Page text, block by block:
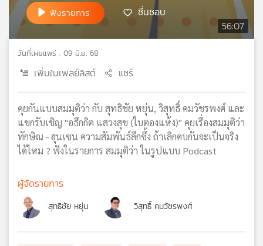
บี
เอส
วิทยุ
ข่าย
56:07
ฟังรายการ ชื่นชอบ
วันที่เผยแพร่ : 09 มิ.ย. 68
เพิ่มในเพลย์ลิสต์ แชร์
คุยกันแบบสมมุติว่า กับ สุทธิชัย หยุ่น, วิสุทธิ์ คมวัชรพงศ์ และ
แขกรับเชิญ "อธึกกิต แสวงสุข (ใบตองแห้ง)" คุยเรื่องสมมุติว่า
ทักษิณ - ฮุนเซน ความสัมพันธ์ลึกซึ้ง ถ้าเลิกคบกันจะเป็นจริง
ได้ไหม ? ฟังในรายการ สมมุติว่า ในรูปแบบ Podcast
ผู้จัดรายการ
สุทธิชัย หยุ่น วิสุทธิ์ คมวัชรพงศ์